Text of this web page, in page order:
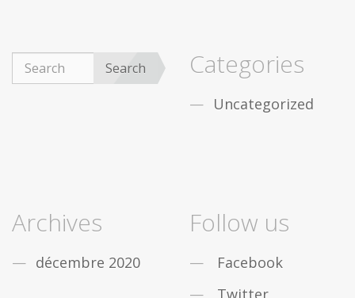
Search Categories
Uncategorized
Archives
décembre 2020
Follow us
Facebook
Twitter